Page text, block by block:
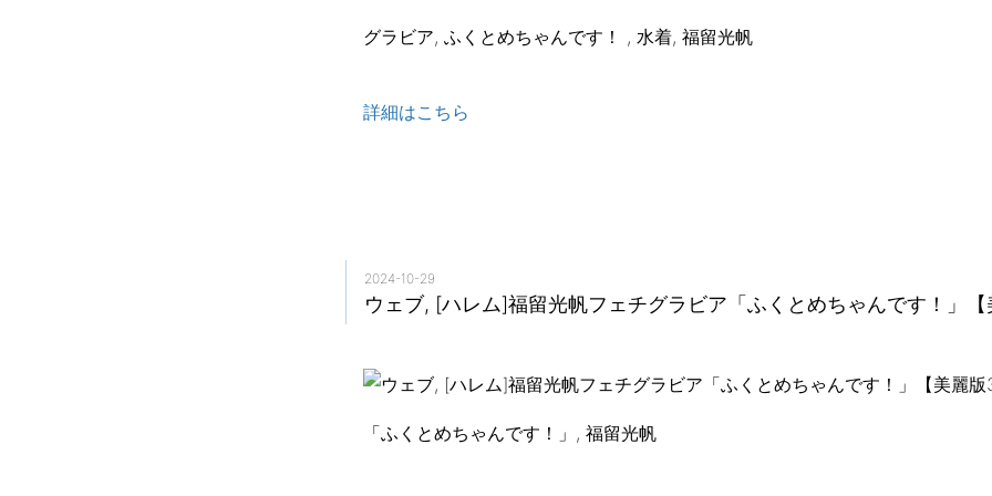
グラビア, ふくとめちゃんです！ , 水着, 福留光帆
詳細はこちら
2024-10-29
ウェブ, [ハレム]福留光帆フェチグラビア「ふくとめちゃんです！」【
「ふくとめちゃんです！」, 福留光帆